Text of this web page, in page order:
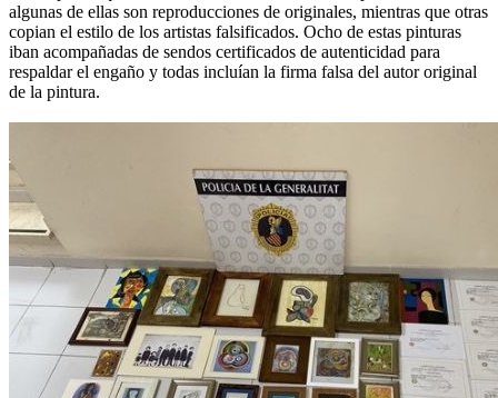
algunas de ellas son reproducciones de originales, mientras que otras
copian el estilo de los artistas falsificados. Ocho de estas pinturas
iban acompañadas de sendos certificados de autenticidad para
respaldar el engaño y todas incluían la firma falsa del autor original
de la pintura.